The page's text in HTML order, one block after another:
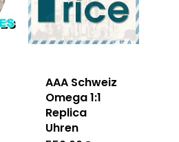
AAA Schweiz
Omega 1:1
Replica
Uhren